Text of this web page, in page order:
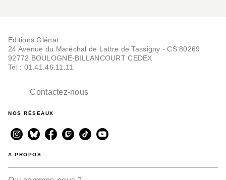
Editions Glénat
24 Avenue du Maréchal de Lattre de Tassigny - CS 80269
92772 BOULOGNE-BILLANCOURT CEDEX
Tel : 01.41.46.11.11
Contactez-nous
NOS RÉSEAUX
A PROPOS